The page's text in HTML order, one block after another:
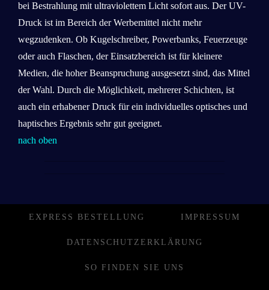
bei Bestrahlung mit ultraviolettem Licht sofort aus. Der UV-
Druck ist im Bereich der Werbemittel nicht mehr
wegzudenken. Ob Kugelschreiber, Powerbanks, Feuerzeuge
oder auch Flaschen, der Einsatzbereich ist für kleinere
Medien, die hoher Beanspruchung ausgesetzt sind, das Mittel
der Wahl. Durch die Möglichkeit, mehrerer Schichten, ist
auch ein erhabener Druck für ein individuelles optisches und
haptisches Ergebnis sehr gut geeignet.
nach oben
EXPRESS BESTELLUNG IMPRESSUM
DATENSCHUTZERKLÄRUNG
SO FINDEN SIE UNS